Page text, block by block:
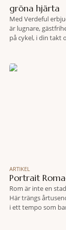
gröna hjärta
Med Verdeful
är lugnare,
på cykel, i din takt
travel när det
ARTIKEL
Portrait
Rom är inte en
Här trängs
i ett tempo som